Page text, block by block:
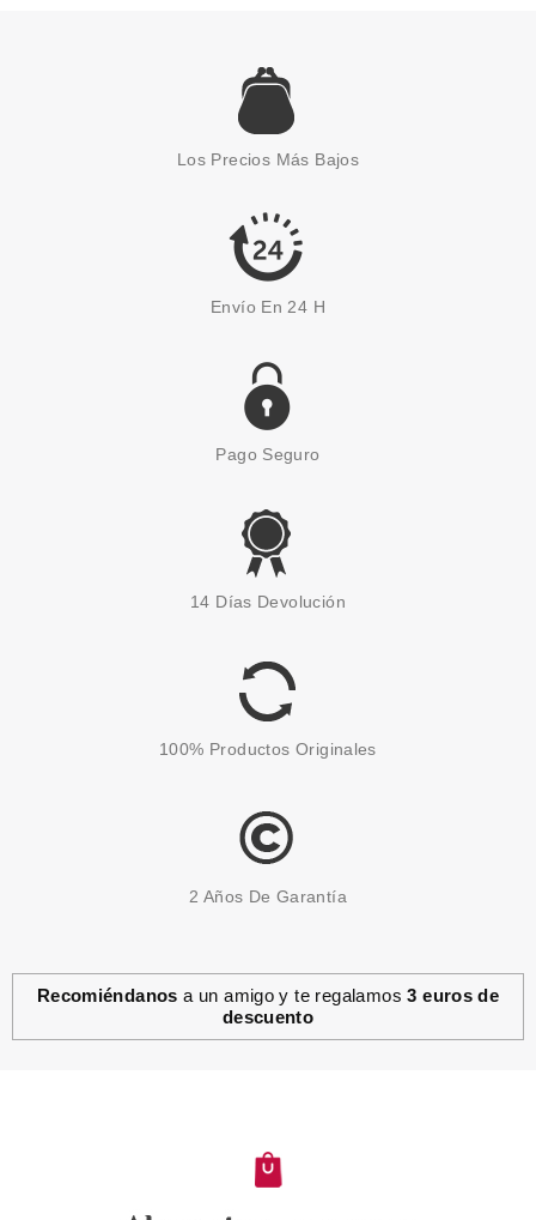
ESSENCE
ESSENCE POSITIVE VIBES
ONLY MASCARILLA LABIAL
TIME TO SMILE!
3.15€
ESSENCE
BARRA DE LABIOS JELLY 01
3.30€
ESSENCE
3.65€
Los Precios Más Bajos
Envío En 24 H
Pago Seguro
14 Días Devolución
100% Productos Originales
2 Años De Garantía
Recomiéndanos a un amigo y te regalamos3 euros de
descuento